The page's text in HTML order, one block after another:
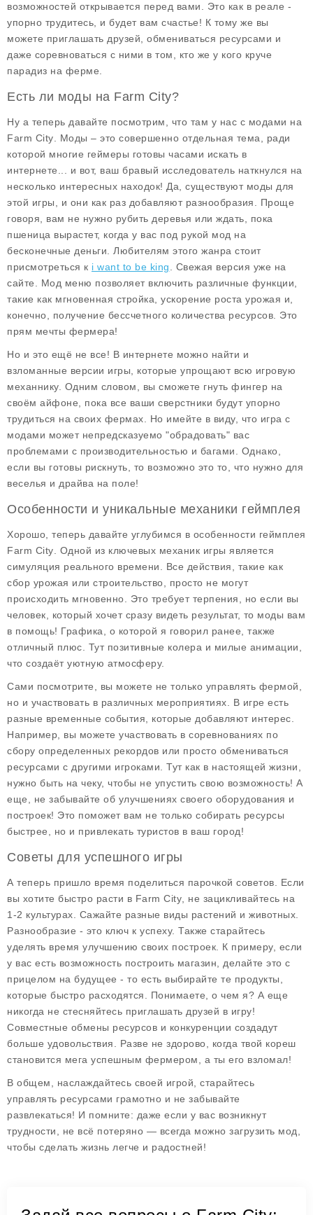
возможностей открывается перед вами. Это как в реале -
упорно трудитесь, и будет вам счастье! К тому же вы
можете приглашать друзей, обмениваться ресурсами и
даже соревноваться с ними в том, кто же у кого круче
парадиз на ферме.
Есть ли моды на Farm City?
Ну а теперь давайте посмотрим, что там у нас с модами на
Farm City . Моды – это совершенно отдельная тема, ради
которой многие геймеры готовы часами искать в
интернете... и вот, ваш бравый исследователь наткнулся на
несколько интересных находок! Да, существуют моды для
этой игры, и они как раз добавляют разнообразия. Проще
говоря, вам не нужно рубить деревья или ждать, пока
пшеница вырастет, когда у вас под рукой мод на
бесконечные деньги . Любителям этого жанра стоит
присмотреться к i want to be king . Свежая версия уже на
сайте. Мод меню позволяет включить различные функции,
такие как мгновенная стройка, ускорение роста урожая и,
конечно, получение бессчетного количества ресурсов. Это
прям мечты фермера!
Но и это ещё не все! В интернете можно найти и
взломанные версии игры, которые упрощают всю игровую
механнику. Одним словом, вы сможете гнуть фингер на
своём айфоне, пока все ваши сверстники будут упорно
трудиться на своих фермах. Но имейте в виду, что игра с
модами может непредсказуемо "обрадовать" вас
проблемами с производительностью и багами. Однако,
если вы готовы рискнуть, то возможно это то, что нужно для
веселья и драйва на поле!
Особенности и уникальные механики геймплея
Хорошо, теперь давайте углубимся в особенности геймплея
Farm City . Одной из ключевых механик игры является
симуляция реального времени. Все действия, такие как
сбор урожая или строительство, просто не могут
происходить мгновенно. Это требует терпения, но если вы
человек, который хочет сразу видеть результат, то моды вам
в помощь! Графика, о которой я говорил ранее, также
отличный плюс. Тут позитивные колера и милые анимации,
что создаёт уютную атмосферу.
Сами посмотрите, вы можете не только управлять фермой,
но и участвовать в различных мероприятиях. В игре есть
разные временные события, которые добавляют интерес.
Например, вы можете участвовать в соревнованиях по
сбору определенных рекордов или просто обмениваться
ресурсами с другими игроками. Тут как в настоящей жизни,
нужно быть на чеку, чтобы не упустить свою возможность! А
еще, не забывайте об улучшениях своего оборудования и
построек! Это поможет вам не только собирать ресурсы
быстрее, но и привлекать туристов в ваш город!
Советы для успешного игры
А теперь пришло время поделиться парочкой советов. Если
вы хотите быстро расти в Farm City , не зацикливайтесь на
1-2 культурах. Сажайте разные виды растений и животных.
Разнообразие - это ключ к успеху. Также старайтесь
уделять время улучшению своих построек. К примеру, если
у вас есть возможность построить магазин, делайте это с
прицелом на будущее - то есть выбирайте те продукты,
которые быстро расходятся. Понимаете, о чем я? А еще
никогда не стесняйтесь приглашать друзей в игру!
Совместные обмены ресурсов и конкуренции создадут
больше удовольствия. Разве не здорово, когда твой кореш
становится мега успешным фермером, а ты его взломал!
В общем, наслаждайтесь своей игрой, старайтесь
управлять ресурсами грамотно и не забывайте
развлекаться! И помните: даже если у вас возникнут
трудности, не всё потеряно — всегда можно загрузить мод,
чтобы сделать жизнь легче и радостней!